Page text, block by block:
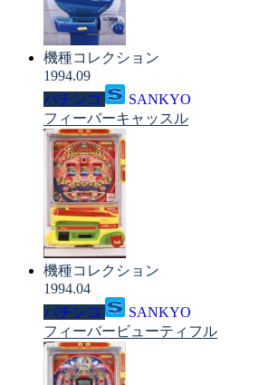
機種コレクション
1994.09
パチンコ
SANKYO
フィーバーキャッスル
機種コレクション
1994.04
パチンコ
SANKYO
フィーバービューティフル